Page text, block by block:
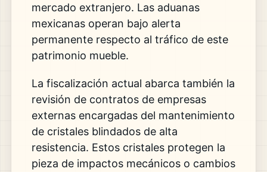
mercado extranjero. Las aduanas
mexicanas operan bajo alerta
permanente respecto al tráfico de este
patrimonio mueble.
La fiscalización actual abarca también la
revisión de contratos de empresas
externas encargadas del mantenimiento
de cristales blindados de alta
resistencia. Estos cristales protegen la
pieza de impactos mecánicos o cambios